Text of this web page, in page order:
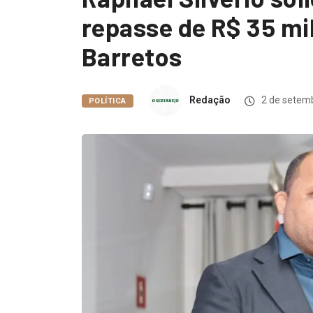
repasse de R$ 35
Barretos
POLÍTICA Redação 2 de